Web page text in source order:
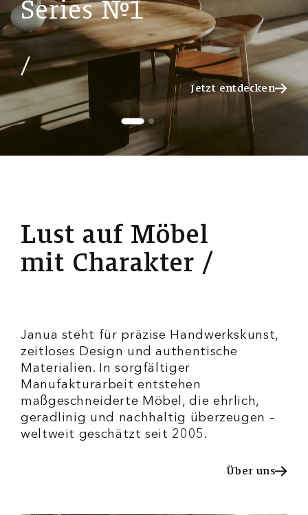
Series №1
Jetzt entdecken
Jetzt entdecken
Lust auf Möbel
mit Charakter
Janua steht für präzise Handwerkskunst,
zeitloses Design und authentische
Materialien. In sorgfältiger
Manufakturarbeit entstehen
maßgeschneiderte Möbel, die ehrlich,
geradlinig und nachhaltig überzeugen –
weltweit geschätzt seit 2005.
Über uns